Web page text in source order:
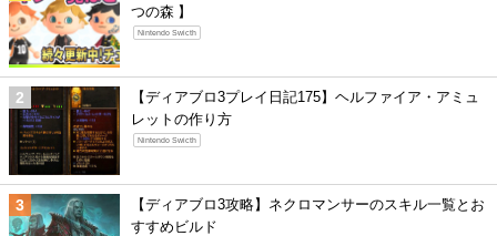
つの森 】
Nintendo Swicth
【ディアブロ3プレイ日記175】ヘルファイア・アミュ
レットの作り方
Nintendo Swicth
【ディアブロ3攻略】ネクロマンサーのスキル一覧とお
すすめビルド